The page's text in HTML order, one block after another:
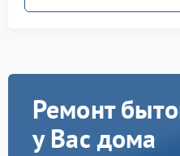
Ремонт
у Вас дома